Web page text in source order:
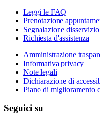
Leggi le FAQ
Prenotazione
Segnalazione disservizio
Richiesta d'assistenza
Amministrazione
Informativa privacy
Note legali
Dichiarazione di
Piano di miglioramento
Seguici su